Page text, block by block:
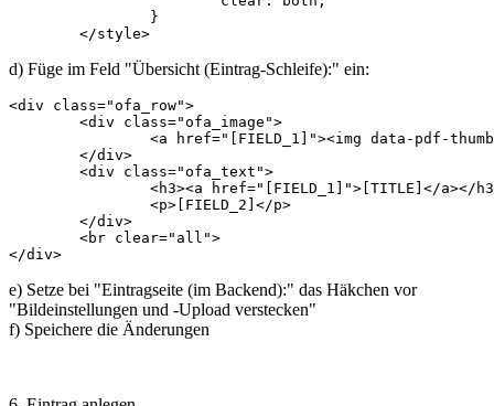
	</style>
d) Füge im Feld "Übersicht (Eintrag-Schleife):" ein:
<div class="ofa_row">
</div>
e) Setze bei "Eintragseite (im Backend):" das Häkchen vor
"Bildeinstellungen und -Upload verstecken"
f) Speichere die Änderungen